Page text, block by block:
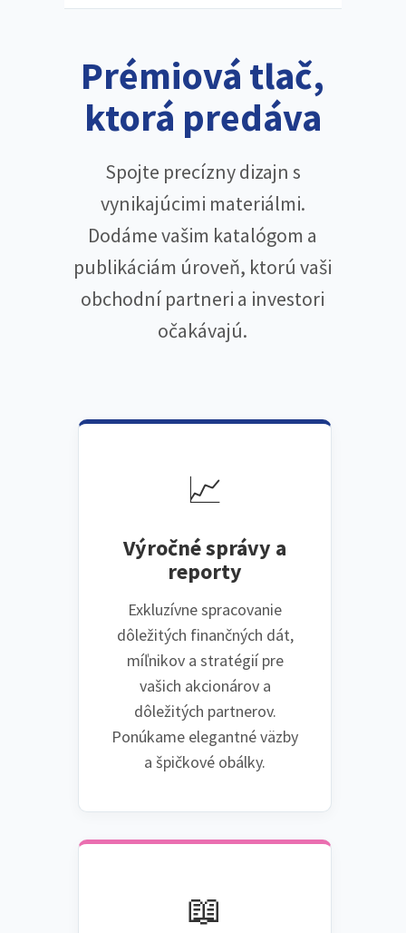
Prémiová tlač,
ktorá predáva
Spojte precízny dizajn s
vynikajúcimi materiálmi.
Dodáme vašim katalógom a
publikáciám úroveň, ktorú vaši
obchodní partneri a investori
očakávajú.
📈
Výročné správy a
reporty
Exkluzívne spracovanie
dôležitých finančných dát,
míľnikov a stratégií pre
vašich akcionárov a
dôležitých partnerov.
Ponúkame elegantné väzby
a špičkové obálky.
📖